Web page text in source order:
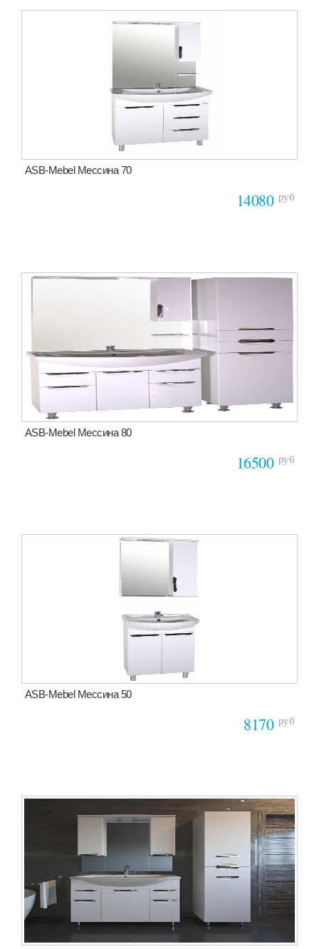
ASB-Mebel Мессина 70
14080 руб
ASB-Mebel Мессина 80
16500 руб
ASB-Mebel Мессина 50
8170 руб